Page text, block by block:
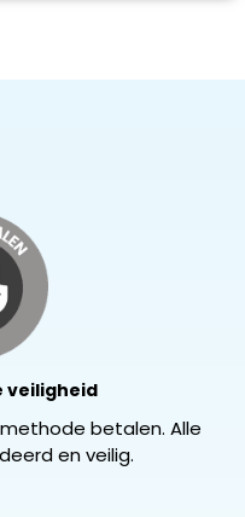
veiligheid
betalen. Alle
en veilig.